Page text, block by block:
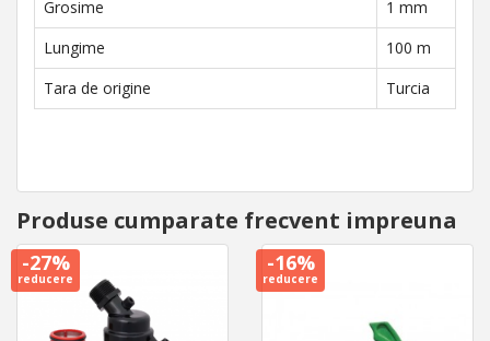
Grosime
1 mm
Lungime
100 m
Tara de origine
Turcia
Produse cumparate frecvent impreuna
-27%
reducere
-16%
reducere